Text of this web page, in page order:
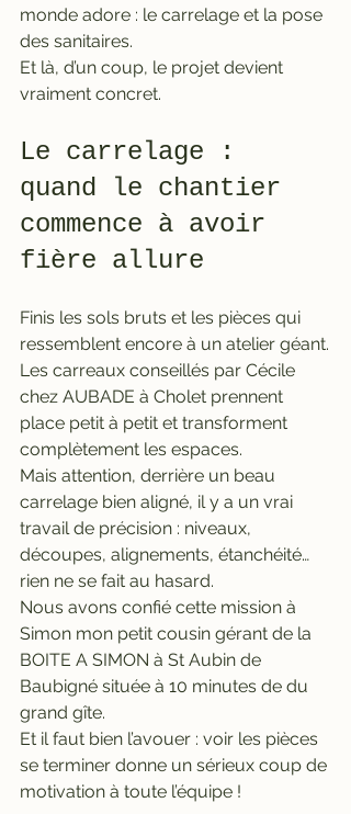
monde adore : le carrelage et la pose
des sanitaires.
Et là, d’un coup, le projet devient
vraiment concret.
Le carrelage :
quand le chantier
commence à avoir
fière allure
Finis les sols bruts et les pièces qui
ressemblent encore à un atelier géant.
Les carreaux conseillés par Cécile
chez AUBADE à Cholet prennent
place petit à petit et transforment
complètement les espaces.
Mais attention, derrière un beau
carrelage bien aligné, il y a un vrai
travail de précision : niveaux,
découpes, alignements, étanchéité…
rien ne se fait au hasard.
Nous avons confié cette mission à
Simon mon petit cousin gérant de la
BOITE A SIMON à St Aubin de
Baubigné située à 10 minutes de du
grand gîte.
Et il faut bien l’avouer : voir les pièces
se terminer donne un sérieux coup de
motivation à toute l’équipe !